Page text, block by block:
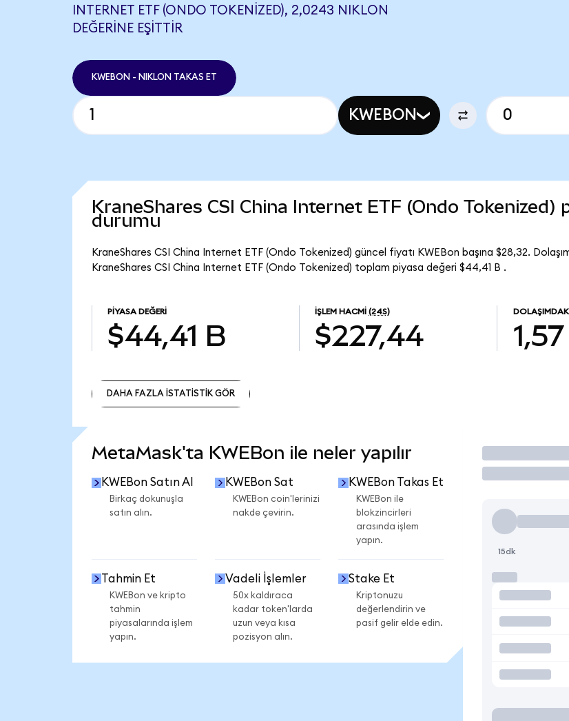
INTERNET ETF (ONDO TOKENIZED), 2,0243 NIKLON
DEĞERINE EŞITTIR
KWEBON - NIKLON TAKAS ET
KWEBON
KraneShares CSI China Internet ETF (Ondo Tokenized)
durumu
KraneShares CSI China Internet ETF (Ondo Tokenized) güncel fiyatı KWEBon başına $28,32.
KraneShares CSI China Internet ETF (Ondo Tokenized) toplam piyasa değeri $44,41 B .
PIYASA DEĞERI
$44,41 B
İŞLEM HACMI (24S)
$227,44
DAHA FAZLA İSTATİSTİK GÖR
MetaMask'ta KWEBon ile neler yapılır
KWEBon Satın Al
Birkaç dokunuşla
satın alın.
KWEBon Sat
KWEBon coin'lerinizi
nakde çevirin.
KWEBon Takas Et
KWEBon ile
blokzincirleri
arasında işlem
yapın.
Tahmin Et
KWEBon ve kripto
tahmin
piyasalarında işlem
yapın.
Vadeli İşlemler
50x kaldıraca
kadar token'larda
uzun veya kısa
pozisyon alın.
Stake Et
Kriptonuzu
değerlendirin ve
pasif gelir elde edin.
İşlem Yap
15dk